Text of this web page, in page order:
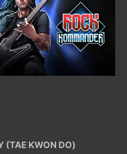
KWON DO)